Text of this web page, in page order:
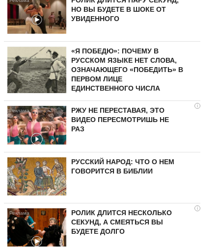
НО ВЫ БУДЕТЕ В ШОКЕ ОТ
УВИДЕННОГО
«Я ПОБЕДЮ»: ПОЧЕМУ В
РУССКОМ ЯЗЫКЕ НЕТ СЛОВА,
ОЗНАЧАЮЩЕГО «ПОБЕДИТЬ» В
ПЕРВОМ ЛИЦЕ
ЕДИНСТВЕННОГО ЧИСЛА
i
РЖУ НЕ ПЕРЕСТАВАЯ, ЭТО
ВИДЕО ПЕРЕСМОТРИШЬ НЕ
РАЗ
РУССКИЙ НАРОД: ЧТО О НЕМ
ГОВОРИТСЯ В БИБЛИИ
i
РОЛИК ДЛИТСЯ НЕСКОЛЬКО
СЕКУНД, А СМЕЯТЬСЯ ВЫ
БУДЕТЕ ДОЛГО